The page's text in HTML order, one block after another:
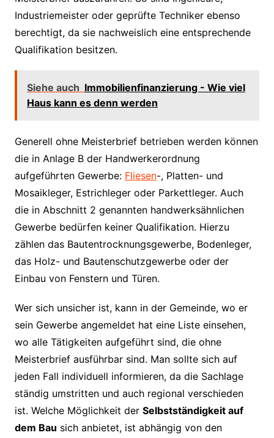
Industriemeister oder geprüfte Techniker ebenso
berechtigt, da sie nachweislich eine entsprechende
Qualifikation besitzen.
Siehe auch Immobilienfinanzierung - Wie viel
Haus kann es denn werden
Generell ohne Meisterbrief betrieben werden können
die in Anlage B der Handwerkerordnung
aufgeführten Gewerbe: Fliesen-, Platten- und
Mosaikleger, Estrichleger oder Parkettleger. Auch
die in Abschnitt 2 genannten handwerksähnlichen
Gewerbe bedürfen keiner Qualifikation. Hierzu
zählen das Bautentrocknungsgewerbe, Bodenleger,
das Holz- und Bautenschutzgewerbe oder der
Einbau von Fenstern und Türen.
Wer sich unsicher ist, kann in der Gemeinde, wo er
sein Gewerbe angemeldet hat eine Liste einsehen,
wo alle Tätigkeiten aufgeführt sind, die ohne
Meisterbrief ausführbar sind. Man sollte sich auf
jeden Fall individuell informieren, da die Sachlage
ständig umstritten und auch regional verschieden
ist. Welche Möglichkeit der Selbstständigkeit auf
dem Bau sich anbietet, ist abhängig von den